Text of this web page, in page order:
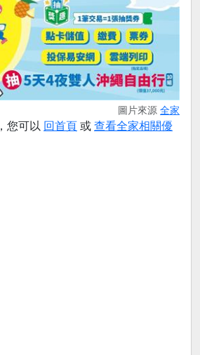
圖片來源 全家
，您可以 回首頁 或 查看全家相關優